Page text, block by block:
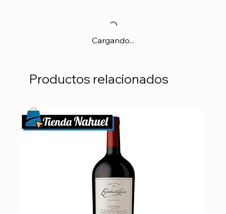
Cargando...
Productos relacionados